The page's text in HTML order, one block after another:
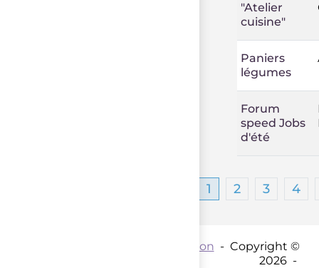
"Atelier
cuisine"
Paniers
légumes
Forum
speed Jobs
d'été
1 2 3 4
Coordination - Copyright ©
2026 -